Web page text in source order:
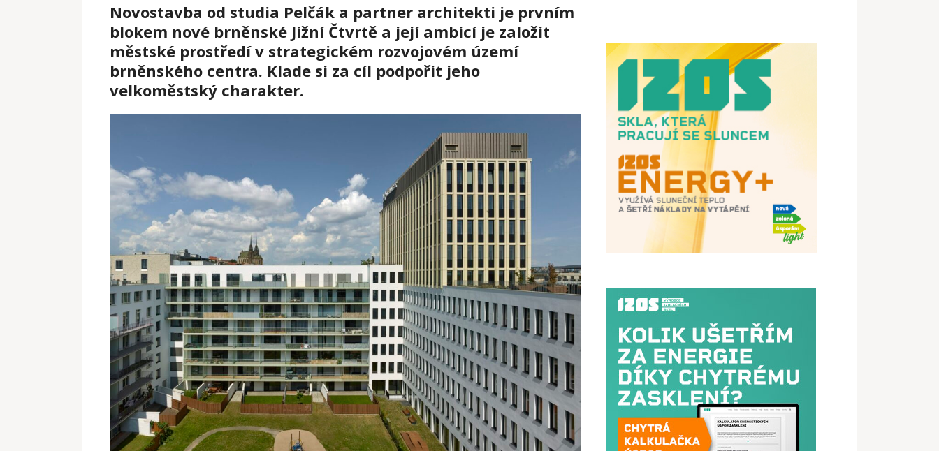
Novostavba od studia Pelčák a partner architekti je prvním
blokem nové brněnské Jižní Čtvrtě a její ambicí je založit
městské prostředí v strategickém rozvojovém území
brněnského centra. Klade si za cíl podpořit jeho
velkoměstský charakter.